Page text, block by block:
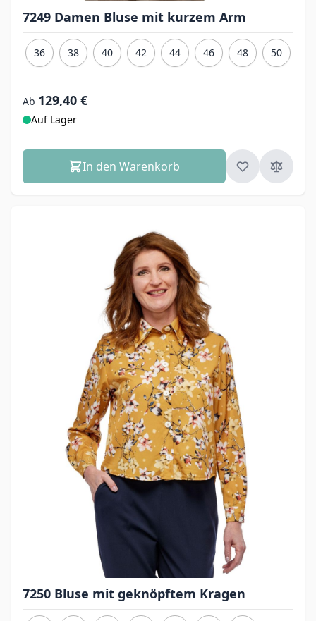
7249 Damen Bluse mit kurzem Arm
36 38 40 42 44 46 48 50
Ab 129,40 €
Auf Lager
In den Warenkorb
7250 Bluse mit geknöpftem Kragen